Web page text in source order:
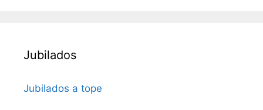
Jubilados
Jubilados a tope